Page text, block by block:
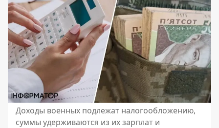
Доходы военных подлежат налогообложению,
суммы удерживаются из их зарплат и